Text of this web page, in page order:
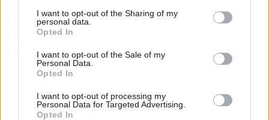
I want to opt-out of the Sharing of my
personal data.
Opted In
I want to opt-out of the Sale of my
Personal Data.
Opted In
I want to opt-out of processing my
Personal Data for Targeted Advertising.
Opted In
tecnología y los cambios que traerá consigo a la
hora de accionarla en nuestro día a día, finaliza
Mairata.